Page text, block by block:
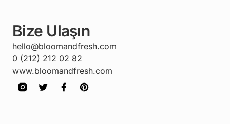
Bize Ulaşın
hello@bloomandfresh.com
0 (212) 212 02 82
www.bloomandfresh.com